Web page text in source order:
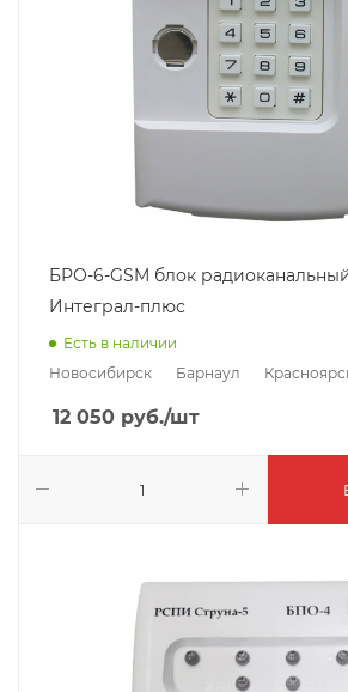
БРО-6-GSM блок
Интеграл-плюс
Есть в наличии
Новосибирск
Барнаул
12 050 руб./шт